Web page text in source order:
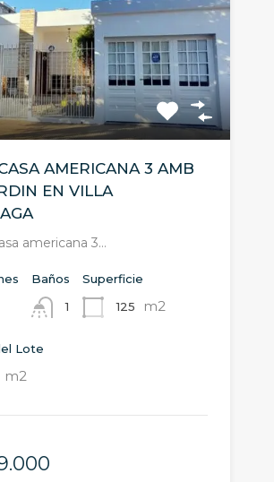
AMERICANA 3 AMB
EN VILLA
americana 3…
Baños
1
Superficie
125
m2
Lote
m2